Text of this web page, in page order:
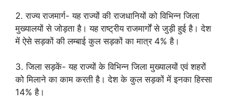
2. राज्य राजमार्ग- यह राज्यों की राजधानियों को विभिन्न जिला
मुख्यालयों से जोड़ता है। यह राष्ट्रीय राजमार्गों से जुड़ी हुई है। देश
में ऐसे सड़कों की लम्बाई कुल सड़कों का मात्र 4% है।
3. जिला सड़कें- यह राज्यों के विभिन्न जिला मुख्यालयों एवं शहरों
को मिलाने का काम करती है। देश के कुल सड़कों में इनका हिस्सा
14% है।